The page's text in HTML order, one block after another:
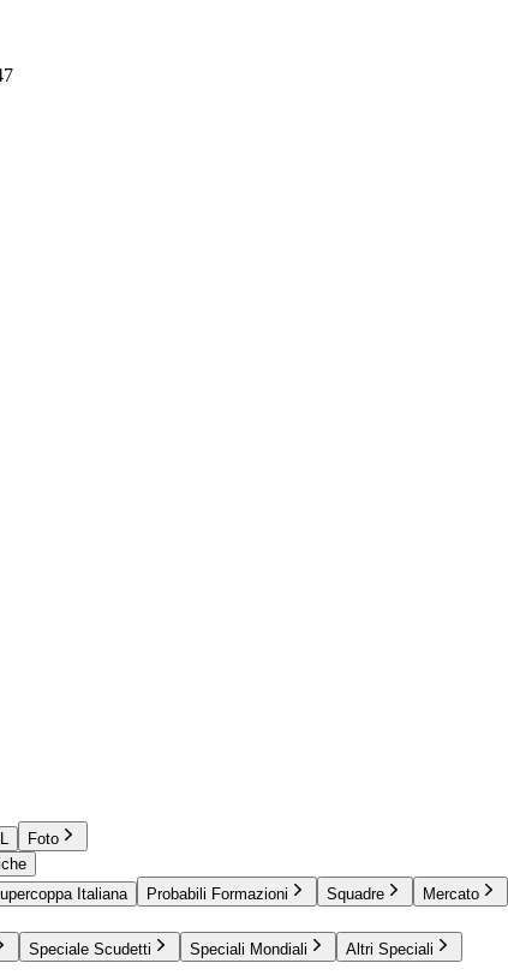
Foto
Italiana Probabili Formazioni Squadre Mercato
Speciale Scudetti Speciali Mondiali Altri Speciali